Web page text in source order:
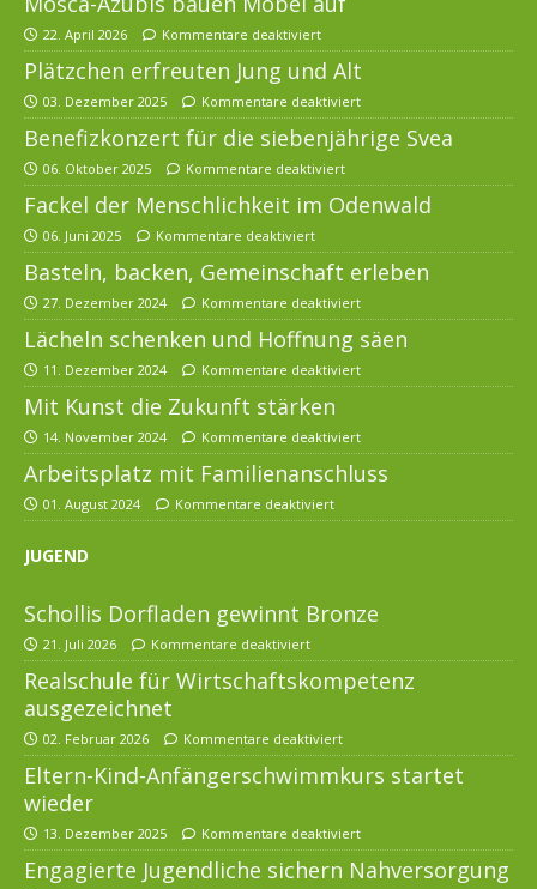
22. April 2026 Kommentare deaktiviert
Plätzchen erfreuten Jung und Alt
03. Dezember 2025 Kommentare deaktiviert
Benefizkonzert für die siebenjährige Svea
06. Oktober 2025 Kommentare deaktiviert
Fackel der Menschlichkeit im Odenwald
06. Juni 2025 Kommentare deaktiviert
Basteln, backen, Gemeinschaft erleben
27. Dezember 2024 Kommentare deaktiviert
Lächeln schenken und Hoffnung säen
11. Dezember 2024 Kommentare deaktiviert
Mit Kunst die Zukunft stärken
14. November 2024 Kommentare deaktiviert
Arbeitsplatz mit Familienanschluss
01. August 2024 Kommentare deaktiviert
JUGEND
Schollis Dorfladen gewinnt Bronze
21. Juli 2026 Kommentare deaktiviert
Realschule für Wirtschaftskompetenz
ausgezeichnet
02. Februar 2026 Kommentare deaktiviert
Eltern-Kind-Anfängerschwimmkurs startet
wieder
13. Dezember 2025 Kommentare deaktiviert
Engagierte Jugendliche sichern Nahversorgung